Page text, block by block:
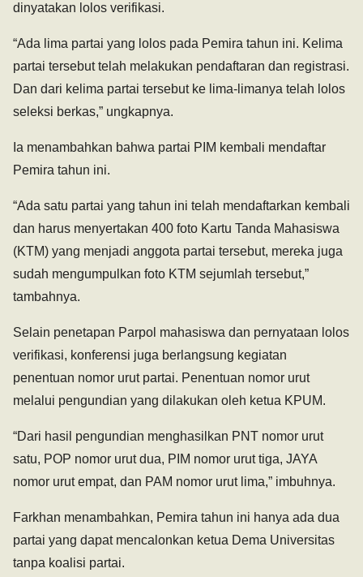
dinyatakan lolos verifikasi.
“Ada lima partai yang lolos pada Pemira tahun ini. Kelima
partai tersebut telah melakukan pendaftaran dan registrasi.
Dan dari kelima partai tersebut ke lima-limanya telah lolos
seleksi berkas,” ungkapnya.
Ia menambahkan bahwa partai PIM kembali mendaftar
Pemira tahun ini.
“Ada satu partai yang tahun ini telah mendaftarkan kembali
dan harus menyertakan 400 foto Kartu Tanda Mahasiswa
(KTM) yang menjadi anggota partai tersebut, mereka juga
sudah mengumpulkan foto KTM sejumlah tersebut,”
tambahnya.
Selain penetapan Parpol mahasiswa dan pernyataan lolos
verifikasi, konferensi juga berlangsung kegiatan
penentuan nomor urut partai. Penentuan nomor urut
melalui pengundian yang dilakukan oleh ketua KPUM.
“Dari hasil pengundian menghasilkan PNT nomor urut
satu, POP nomor urut dua, PIM nomor urut tiga, JAYA
nomor urut empat, dan PAM nomor urut lima,” imbuhnya.
Farkhan menambahkan, Pemira tahun ini hanya ada dua
partai yang dapat mencalonkan ketua Dema Universitas
tanpa koalisi partai.